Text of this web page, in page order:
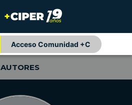
Acceso Comunidad +C
AUTORES